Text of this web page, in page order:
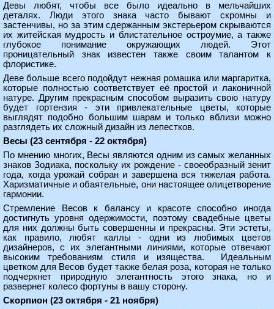
Девы любят, чтобы все было идеально в мельчайших
деталях. Люди этого знака часто бывают скромны и
застенчивы, но за этим сдержанным экстерьером скрываются
их житейская мудрость и блистательное остроумие, а также
глубокое понимание окружающих людей. Этот
проницательный знак известен также своим талантом к
флористике.
Деве больше всего подойдут нежная ромашка или маргаритка,
которые полностью соответствует её простой и лаконичной
натуре. Другим прекрасным способом выразить свою натуру
будет гортензия - эти привлекательные цветы, которые
выглядят подобно большим шарам и только вблизи можно
разглядеть их сложный дизайн из лепестков.
Весы (23 сентября - 22 октября)
По мнению многих, Весы являются одним из самых желанных
знаков Зодиака, поскольку их рождение - своеобразный зенит
года, когда урожай собран и завершена вся тяжелая работа.
Харизматичные и обаятельные, они настоящее олицетворение
гармонии.
Стремление Весов к балансу и красоте способно иногда
достигнуть уровня одержимости, поэтому свадебные цветы
для них должны быть совершенны и прекрасны. Эти эстеты,
как правило, любят каллы - одни из любимых цветов
дизайнеров, с их элегантными линиями, которые отвечают
высоким требованиям стиля и изящества. Идеальным
цветком для Весов будет также белая роза, которая не только
подчеркнет природную элегантность этого знака, но и
развернет колесо фортуны в вашу сторону.
Скорпион (23 октября - 21 ноября)